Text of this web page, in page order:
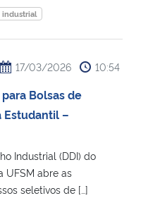
industrial
17/03/2026 10:54
Bolsas de
Estudantil –
Industrial (DDI) do
UFSM abre as
seletivos de […]